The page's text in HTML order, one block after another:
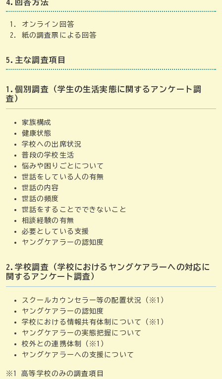
4.回答方法
オンライン回答
紙の調査票による回答
5.主な調査項目
1.個別調査（学生の生活実態に関するアンケート調
査）
家族構成
健康状態
学校への出席状況
普段の学校生活
悩みや困りごとについて
世話をしている人の有無
世話の内容
世話の頻度
世話をすることでできないこと
相談経験の有無
必要としている支援
ヤングケアラーの認知度
2.学校調査（学校におけるヤングケアラーへの対応に
関するアンケート調査）
スクールカウンセラー等の配置状況（※1）
ヤングケアラーの認知度
学校における情報共有体制について（※1）
ヤングケアラーの実態把握について
校外との連携体制（※1）
ヤングケアラーへの支援について
※1 高等学校のみの調査項目